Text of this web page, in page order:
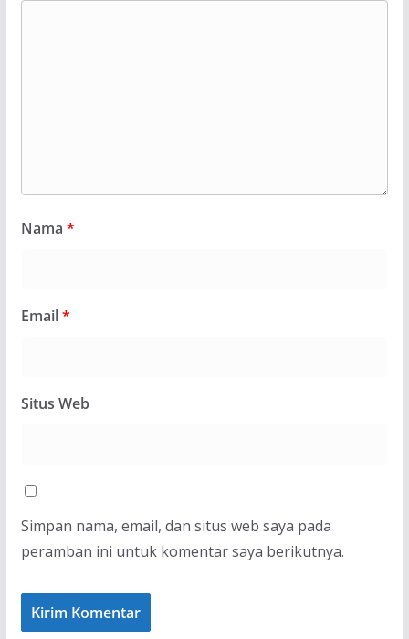
Nama *
Email*
Situs Web
Simpan nama, email, dan situs web saya pada
peramban ini untuk komentar saya berikutnya.